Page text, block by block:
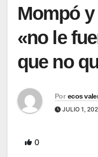
Mompó
«no le
que no
Por ecos
JULIO 1,
0